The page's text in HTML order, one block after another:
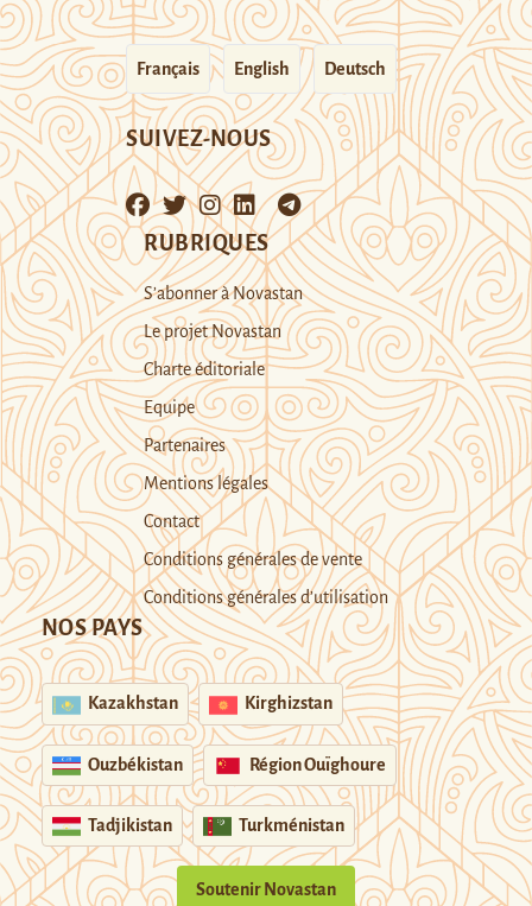
Français English Deutsch
SUIVEZ-NOUS
RUBRIQUES
S’abonner à Novastan
Le projet Novastan
Charte éditoriale
Equipe
Partenaires
Mentions légales
Contact
Conditions générales de vente
Conditions générales d’utilisation
NOS PAYS
Kazakhstan Kirghizstan
Ouzbékistan Région Ouïghoure
Tadjikistan Turkménistan
Soutenir Novastan